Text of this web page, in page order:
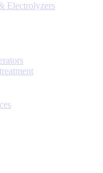
Electrolyzers